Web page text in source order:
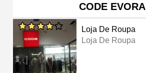
CODE EVORA
Loja De Roupa
Loja De Roupa